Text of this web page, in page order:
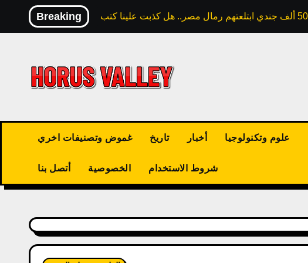
Breaking
غموض وتصنيفات اخري تاريخ أخبار علوم وتكنولوجيا
أتصل بنا الخصوصية شروط الاستخدام